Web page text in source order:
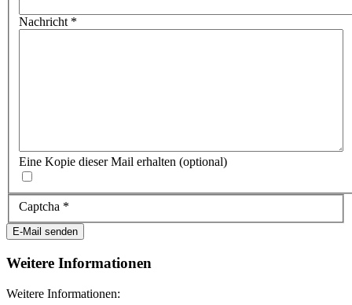
Nachricht *
Eine Kopie dieser Mail erhalten (optional)
Captcha *
E-Mail senden
Weitere Informationen
Weitere Informationen: